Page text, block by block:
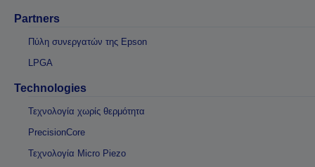
Partners
Πύλη συνεργατών της Epson
LPGA
Technologies
Τεχνολογία χωρίς θερμότητα
PrecisionCore
Τεχνολογία Micro Piezo